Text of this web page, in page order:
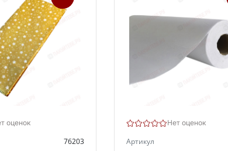
оценок
76203
Нет оценок
Артикул